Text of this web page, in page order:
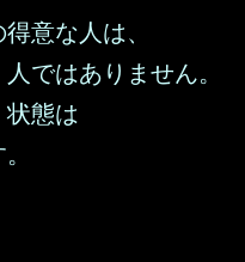
意な人は、
ではありません。
態は